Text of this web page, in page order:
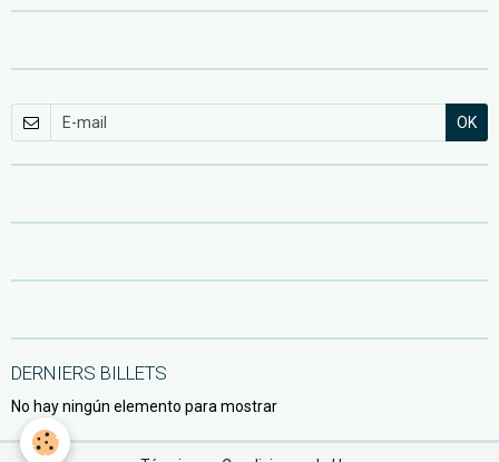
OK
DERNIERS BILLETS
No hay ningún elemento para mostrar